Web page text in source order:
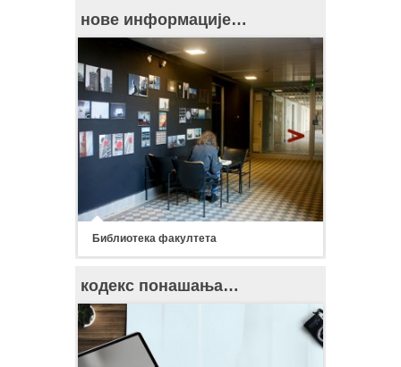
нове информације…
Библиотека факултета
кодекс понашања…